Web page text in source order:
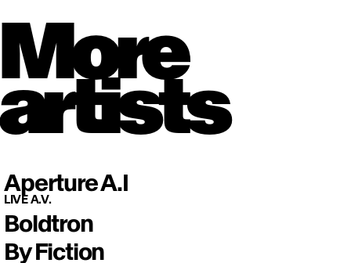
Aperture A.I
LIVE A.V.
Boldtron
By Fiction